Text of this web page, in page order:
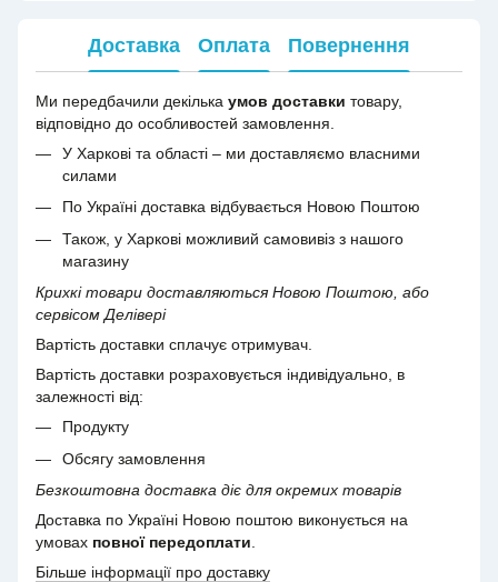
Доставка Оплата Повернення
Ми передбачили декілька умов доставки товару,
відповідно до особливостей замовлення.
У Харкові та області – ми доставляємо власними
силами
По Україні доставка відбувається Новою Поштою
Також, у Харкові можливий самовивіз з нашого
магазину
Крихкі товари доставляються Новою Поштою, або
сервісом Делівері
Вартість доставки сплачує отримувач.
Вартість доставки розраховується індивідуально, в
залежності від:
Продукту
Обсягу замовлення
Безкоштовна доставка діє для окремих товарів
Доставка по Україні Новою поштою виконується на
умовах повної передоплати
Більше інформації про доставку